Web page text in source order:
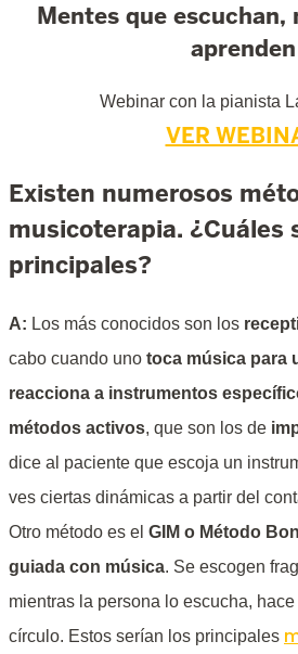
Mentes que escuchan,
aprenden
Webinar con la pianista
VER
Existen numerosos
musicoterapia. ¿Cuáles
principales?
A: Los más conocidos son los
cabo cuando uno toca música para
reacciona a instrumentos
métodos activos, que son los de
dice al paciente que escoja un
ves ciertas dinámicas a partir del
Otro método es el GIM o Método
guiada con música. Se escogen
mientras la persona lo escucha,
círculo. Estos serían los principales